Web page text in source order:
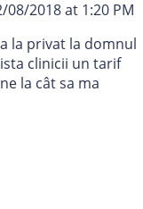
08/2018 at 1:20 PM
la privat la domnul
clinicii un tarif
la cât sa ma